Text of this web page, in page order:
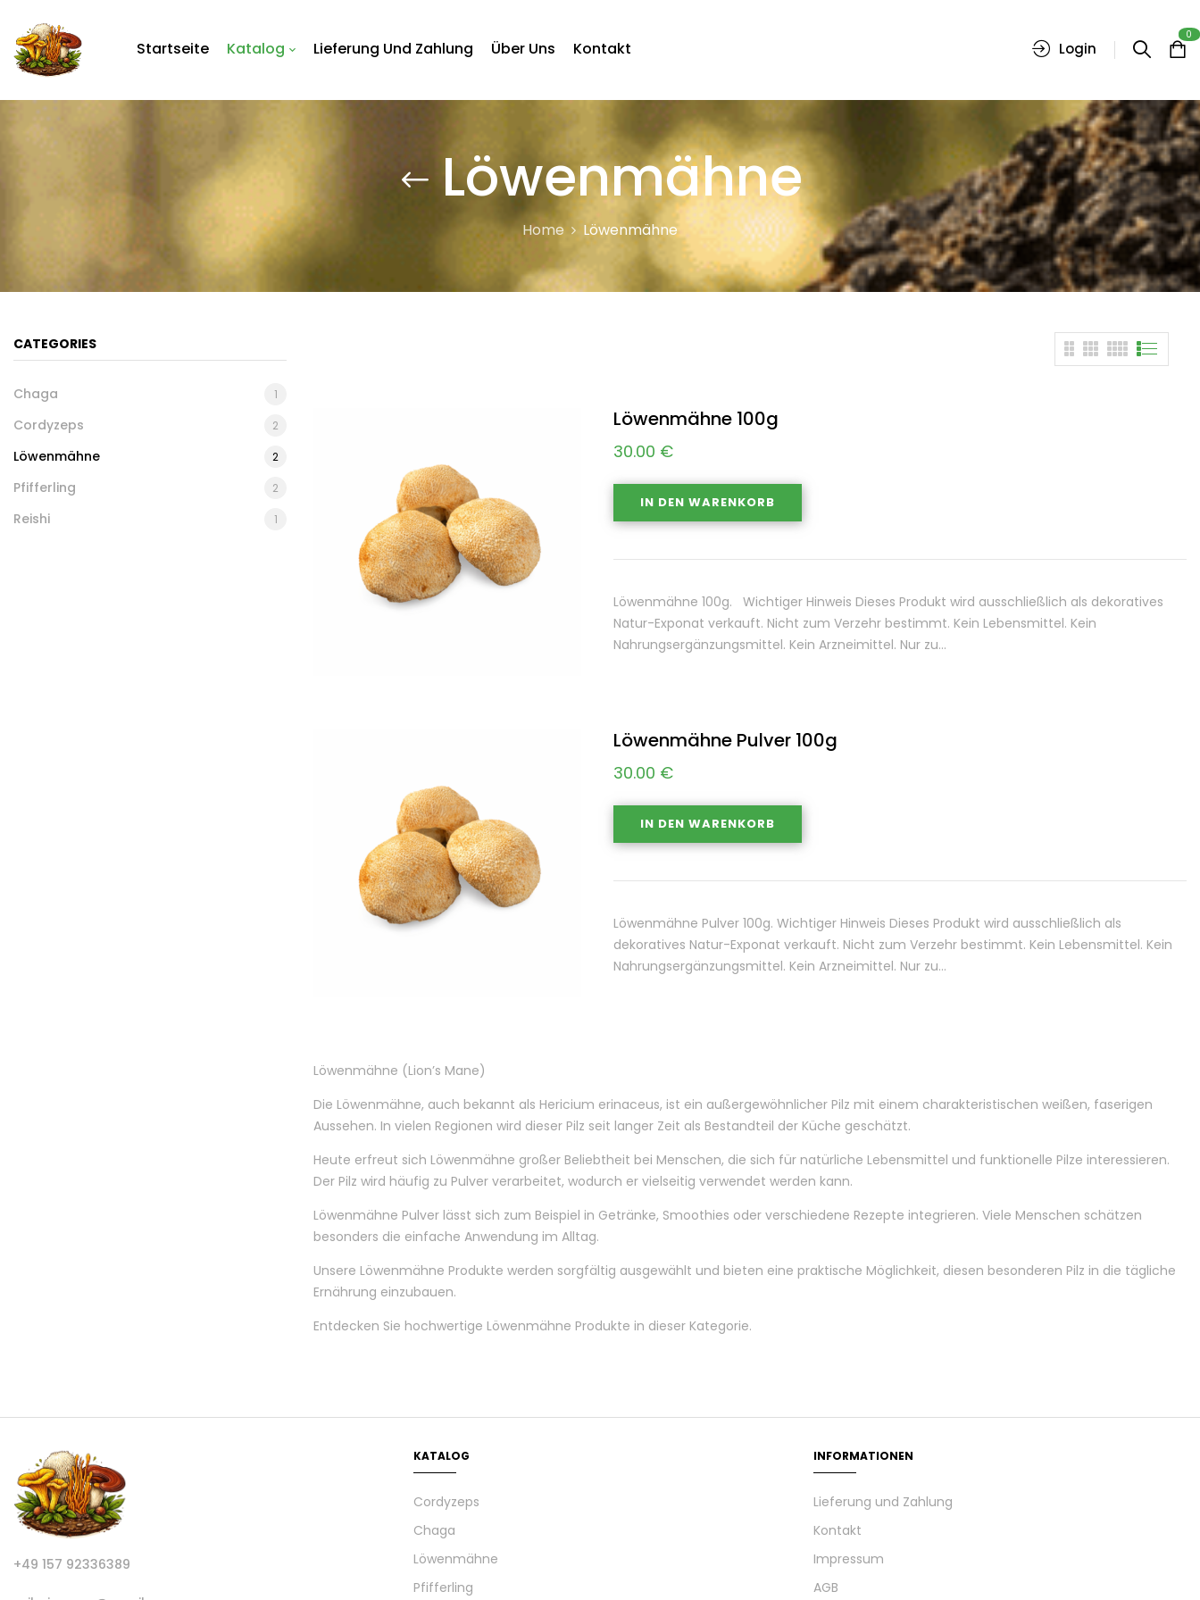
Startseite Katalog Lieferung Und Zahlung Über Uns Kontakt Login
0
Löwenmähne
Home Löwenmähne
CATEGORIES
Chaga 1
Cordyzeps 2
Löwenmähne 2
Pfifferling 2
Reishi 1
Löwenmähne 100g
30.00 €
IN DEN WARENKORB
Löwenmähne 100g. Wichtiger Hinweis Dieses Produkt wird ausschließlich als dekoratives
Natur-Exponat verkauft. Nicht zum Verzehr bestimmt. Kein Lebensmittel. Kein
Nahrungsergänzungsmittel. Kein Arzneimittel. Nur zu…
Löwenmähne Pulver 100g
30.00 €
IN DEN WARENKORB
Löwenmähne Pulver 100g. Wichtiger Hinweis Dieses Produkt wird ausschließlich als
dekoratives Natur-Exponat verkauft. Nicht zum Verzehr bestimmt. Kein Lebensmittel. Kein
Nahrungsergänzungsmittel. Kein Arzneimittel. Nur zu…
Löwenmähne (Lion’s Mane)
Die Löwenmähne, auch bekannt als Hericium erinaceus, ist ein außergewöhnlicher Pilz mit einem charakteristischen weißen, faserigen
Aussehen. In vielen Regionen wird dieser Pilz seit langer Zeit als Bestandteil der Küche geschätzt.
Heute erfreut sich Löwenmähne großer Beliebtheit bei Menschen, die sich für natürliche Lebensmittel und funktionelle Pilze interessieren.
Der Pilz wird häufig zu Pulver verarbeitet, wodurch er vielseitig verwendet werden kann.
Löwenmähne Pulver lässt sich zum Beispiel in Getränke, Smoothies oder verschiedene Rezepte integrieren. Viele Menschen schätzen
besonders die einfache Anwendung im Alltag.
Unsere Löwenmähne Produkte werden sorgfältig ausgewählt und bieten eine praktische Möglichkeit, diesen besonderen Pilz in die tägliche
Ernährung einzubauen.
Entdecken Sie hochwertige Löwenmähne Produkte in dieser Kategorie.
+49 157 92336389
KATALOG
Cordyzeps
Chaga
Löwenmähne
Pfifferling
INFORMATIONEN
Lieferung und Zahlung
Kontakt
Impressum
AGB